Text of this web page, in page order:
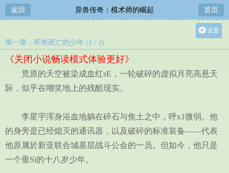
返回 异兽传奇：模术师的崛起 首页
设置
中
第一章：即将死亡的少年 (1 / 2)
《关闭小说畅读模式体验更好》
荒原的天空被染成血红sE，一轮破碎的虚拟月亮高悬天
际，似乎在嘲笑地上的残酷现实。
李星宇浑身浴血地躺在碎石与焦土之中，呼x1微弱。他
的身旁是已经熄灭的通讯器，以及破碎的标准装备——代表
他原属於新亚联合城基层战斗公会的一员。但如今，他只是
一个垂Si的十八岁少年。